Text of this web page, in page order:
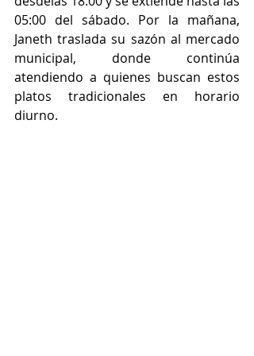
05:00 del sábado. Por la mañana,
Janeth traslada su sazón al mercado
municipal, donde continúa
atendiendo a quienes buscan estos
platos tradicionales en horario
diurno.